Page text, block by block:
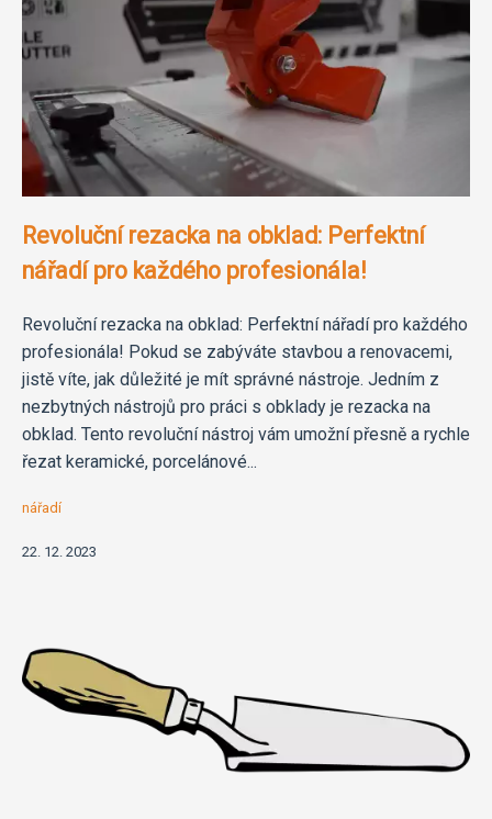
Revoluční rezacka na obklad: Perfektní
nářadí pro každého profesionála!
Revoluční rezacka na obklad: Perfektní nářadí pro každého
profesionála! Pokud se zabýváte stavbou a renovacemi,
jistě víte, jak důležité je mít správné nástroje. Jedním z
nezbytných nástrojů pro práci s obklady je rezacka na
obklad. Tento revoluční nástroj vám umožní přesně a rychle
řezat keramické, porcelánové...
nářadí
22. 12. 2023